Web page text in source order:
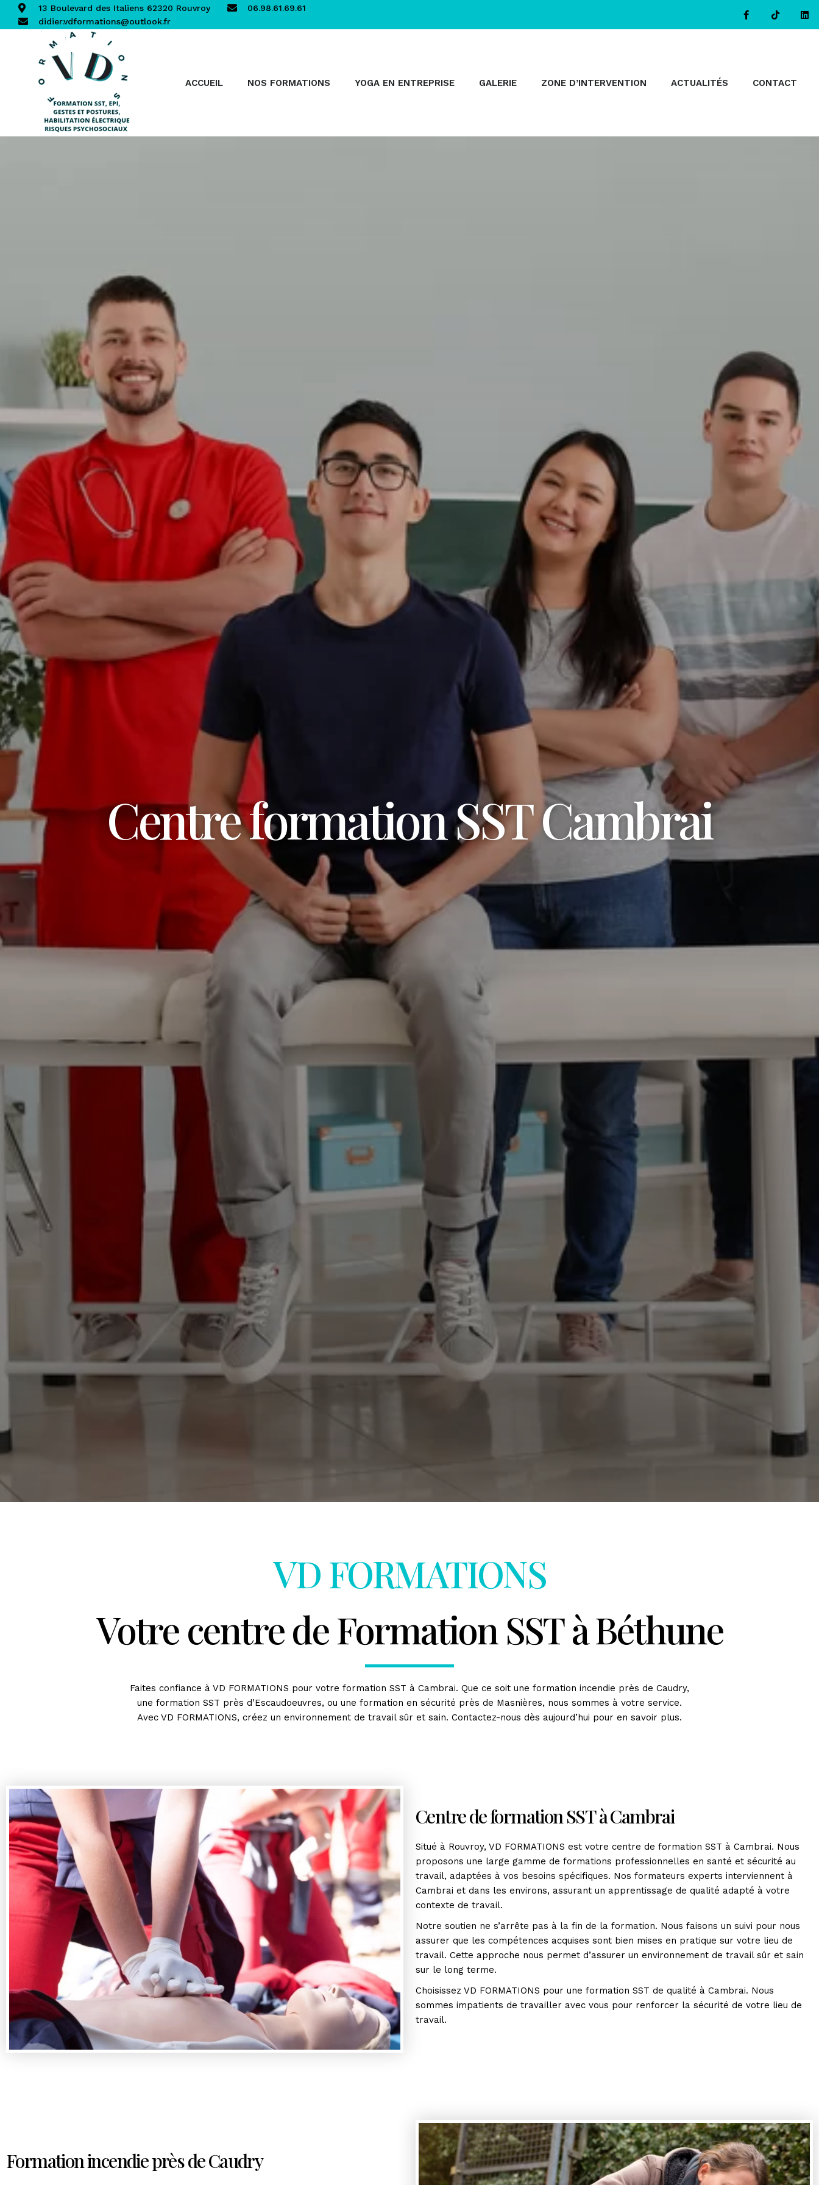
13 Boulevard des Italiens 62320 Rouvroy
06.98.61.69.61
didier.vdformations@outlook.fr
ACCUEIL NOS FORMATIONS YOGA EN ENTREPRISE GALERIE ZONE D’INTERVENTION ACTUALITÉS CONTACT
Centre formation SST Cambrai
VD FORMATIONS
Votre centre de Formation SST à Béthune
Faites confiance à VD FORMATIONS pour votre formation SST à Cambrai. Que ce soit une formation incendie près de Caudry,
une formation SST près d’Escaudoeuvres, ou une formation en sécurité près de Masnières, nous sommes à votre service.
Avec VD FORMATIONS, créez un environnement de travail sûr et sain. Contactez-nous dès aujourd’hui pour en savoir plus.
Centre de formation SST à Cambrai
Situé à Rouvroy, VD FORMATIONS est votre centre de formation SST à Cambrai. Nous
proposons une large gamme de formations professionnelles en santé et sécurité au
travail, adaptées à vos besoins spécifiques. Nos formateurs experts interviennent à
Cambrai et dans les environs, assurant un apprentissage de qualité adapté à votre
contexte de travail.
Notre soutien ne s’arrête pas à la fin de la formation. Nous faisons un suivi pour nous
assurer que les compétences acquises sont bien mises en pratique sur votre lieu de
travail. Cette approche nous permet d’assurer un environnement de travail sûr et sain
sur le long terme.
Choisissez VD FORMATIONS pour une formation SST de qualité à Cambrai. Nous
sommes impatients de travailler avec vous pour renforcer la sécurité de votre lieu de
travail.
Formation incendie près de Caudry